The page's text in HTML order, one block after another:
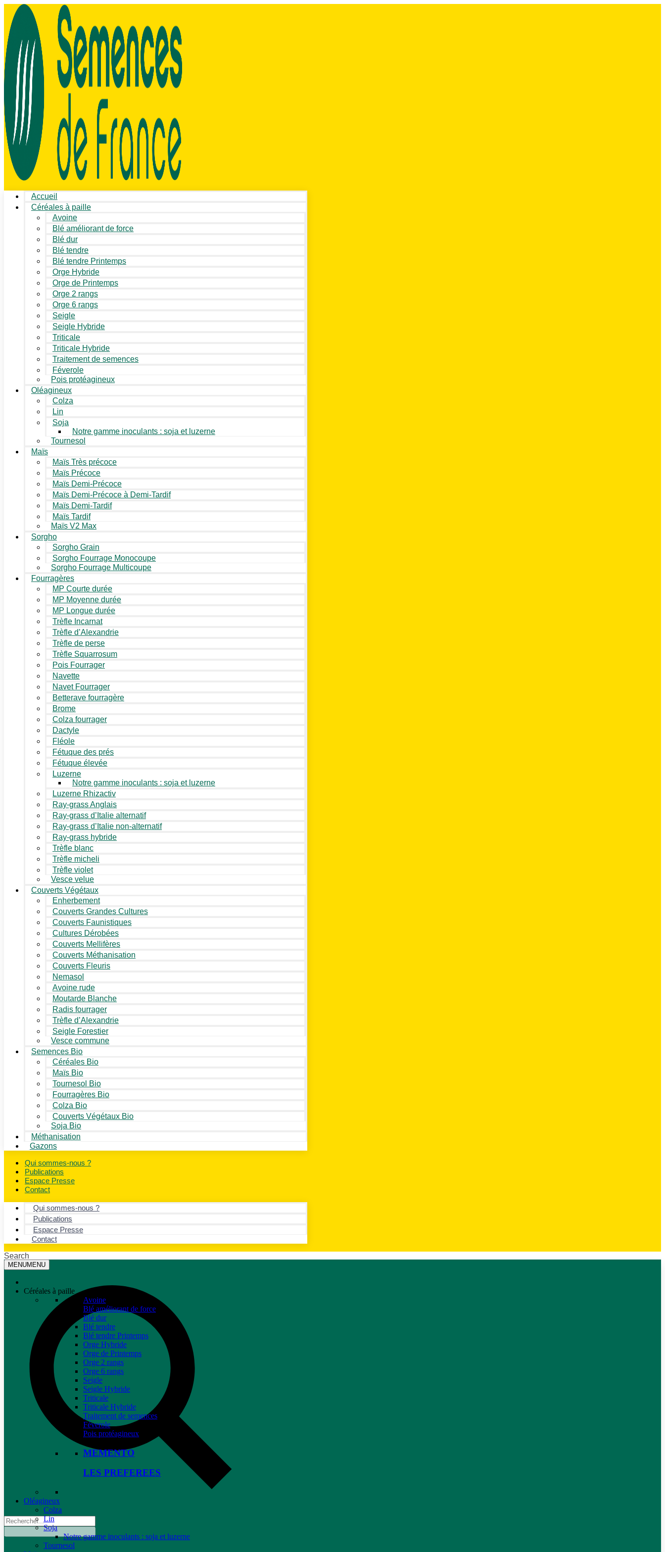
Accueil
Céréales à paille
Avoine
Blé améliorant de force
Blé dur
Blé tendre
Blé tendre Printemps
Orge Hybride
Orge de Printemps
Orge 2 rangs
Orge 6 rangs
Seigle
Seigle Hybride
Triticale
Triticale Hybride
Traitement de semences
Féverole
Pois protéagineux
Oléagineux
Colza
Lin
Soja
Notre gamme inoculants : soja et luzerne
Tournesol
Maïs
Maïs Très précoce
Maïs Précoce
Maïs Demi-Précoce
Maïs Demi-Précoce à Demi-Tardif
Maïs Demi-Tardif
Maïs Tardif
Maïs V2 Max
Sorgho
Sorgho Grain
Sorgho Fourrage Monocoupe
Sorgho Fourrage Multicoupe
Fourragères
MP Courte durée
MP Moyenne durée
MP Longue durée
Trèfle Incarnat
Trèfle d’Alexandrie
Trèfle de perse
Trèfle Squarrosum
Pois Fourrager
Navette
Navet Fourrager
Betterave fourragère
Brome
Colza fourrager
Dactyle
Fléole
Fétuque des prés
Fétuque élevée
Luzerne
Notre gamme inoculants : soja et luzerne
Luzerne Rhizactiv
Ray-grass Anglais
Ray-grass d’Italie alternatif
Ray-grass d’Italie non-alternatif
Ray-grass hybride
Trèfle blanc
Trèfle micheli
Trèfle violet
Vesce velue
Couverts Végétaux
Enherbement
Couverts Grandes Cultures
Couverts Faunistiques
Cultures Dérobées
Couverts Mellifères
Couverts Méthanisation
Couverts Fleuris
Nemasol
Avoine rude
Moutarde Blanche
Radis fourrager
Trèfle d’Alexandrie
Seigle Forestier
Vesce commune
Semences Bio
Céréales Bio
Maïs Bio
Tournesol Bio
Fourragères Bio
Colza Bio
Couverts Végétaux Bio
Soja Bio
Méthanisation
Gazons
Qui sommes-nous ?
Publications
Espace Presse
Contact
Qui sommes-nous ?
Publications
Espace Presse
Contact
Search
MENUMENU
Céréales à paille
Avoine
Blé améliorant de force
Blé dur
Blé tendre
Blé tendre Printemps
Orge Hybride
Orge de Printemps
Orge 2 rangs
Orge 6 rangs
Seigle
Seigle Hybride
Triticale
Triticale Hybride
Traitement de semences
Féverole
Pois protéagineux
MEMENTO
LES PREFEREES
Oléagineux
Colza
Lin
Soja
Notre gamme inoculants : soja et luzerne
Tournesol